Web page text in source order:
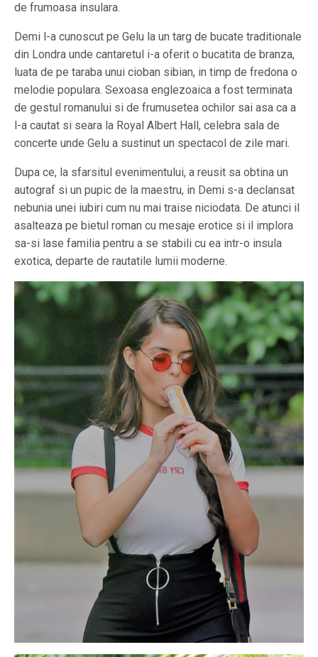
de frumoasa insulara.
Demi l-a cunoscut pe Gelu la un targ de bucate traditionale
din Londra unde cantaretul i-a oferit o bucatita de branza,
luata de pe taraba unui cioban sibian, in timp de fredona o
melodie populara. Sexoasa englezoaica a fost terminata
de gestul romanului si de frumusetea ochilor sai asa ca a
l-a cautat si seara la Royal Albert Hall, celebra sala de
concerte unde Gelu a sustinut un spectacol de zile mari.
Dupa ce, la sfarsitul evenimentului, a reusit sa obtina un
autograf si un pupic de la maestru, in Demi s-a declansat
nebunia unei iubiri cum nu mai traise niciodata. De atunci il
asalteaza pe bietul roman cu mesaje erotice si il implora
sa-si lase familia pentru a se stabili cu ea intr-o insula
exotica, departe de rautatile lumii moderne.